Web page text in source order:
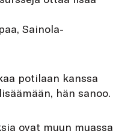
Sainola-
potilaan kanssa
hän sanoo.
ovat muun muassa